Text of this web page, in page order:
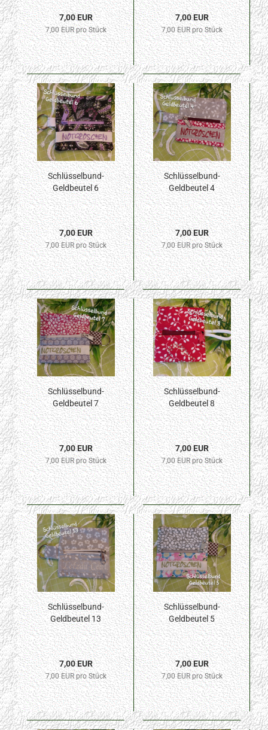
7,00 EUR
7,00 EUR pro Stück
7,00 EUR
7,00 EUR pro Stück
Schlüsselbund-
Geldbeutel 6
7,00 EUR
7,00 EUR pro Stück
Schlüsselbund-
Geldbeutel 4
7,00 EUR
7,00 EUR pro Stück
Schlüsselbund-
Geldbeutel 7
7,00 EUR
7,00 EUR pro Stück
Schlüsselbund-
Geldbeutel 8
7,00 EUR
7,00 EUR pro Stück
Schlüsselbund-
Geldbeutel 13
7,00 EUR
7,00 EUR pro Stück
Schlüsselbund-
Geldbeutel 5
7,00 EUR
7,00 EUR pro Stück